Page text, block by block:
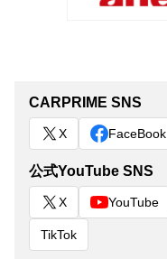
CARPRIME SNS
X FaceBook
公式YouTube SNS
X YouTube
TikTok